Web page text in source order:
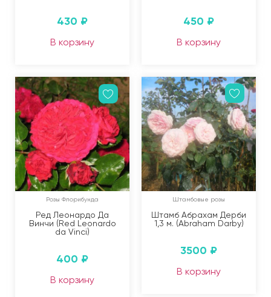
430 ₽
В корзину
450 ₽
В корзину
Розы Флорибунда
Ред Леонардо Да
Винчи (Red Leonardo
da Vinci)
400 ₽
В корзину
Штамбовые розы
Штамб Абрахам Дерби
1,3 м. (Abraham Darby)
3500 ₽
В корзину